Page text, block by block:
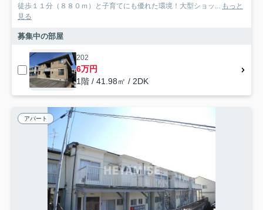
徒歩１１分（８８０ｍ）と子育てにも優れた環境！大型ショッ... もっと
見る
募集中の部屋
202
6万円
1階 / 41.98㎡ / 2DK
アパート